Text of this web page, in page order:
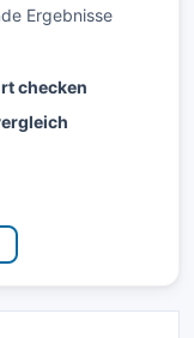
Ergebnisse
checken